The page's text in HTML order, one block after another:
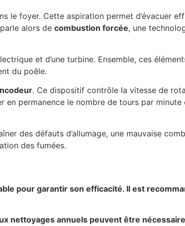
le foyer. Cette aspiration permet d’évacuer
alors de combustion forcée, une
et d’une turbine. Ensemble, ces
du poêle.
. Ce dispositif contrôle la vitesse de
permanence le nombre de tours par
des défauts d’allumage, une mauvaise
des fumées.
pour garantir son efficacité. Il est
nettoyages annuels peuvent être